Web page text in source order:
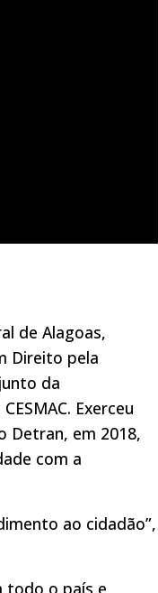
de Alagoas,
Direito pela
da
Exerceu
Detran, em 2018,
com a
ao cidadão”,